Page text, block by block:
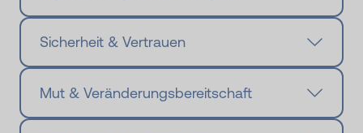
Sicherheit & Vertrauen
Mut & Veränderungsbereitschaft